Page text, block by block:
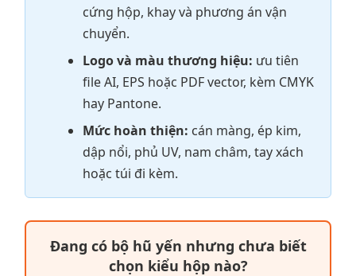
cứng hộp, khay và phương án vận
chuyển.
Logo và màu thương hiệu: ưu tiên
file AI, EPS hoặc PDF vector, kèm CMYK
hay Pantone.
Mức hoàn thiện: cán màng, ép kim,
dập nổi, phủ UV, nam châm, tay xách
hoặc túi đi kèm.
Đang có bộ hũ yến nhưng chưa biết
chọn kiểu hộp nào?